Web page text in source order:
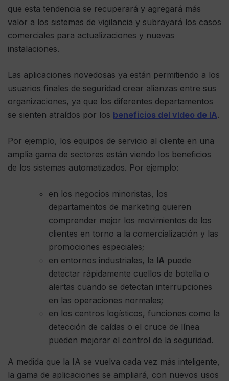
que esta tendencia se recuperará y agregará más
valor a los sistemas de vigilancia y subrayará los casos
comerciales para actualizaciones y nuevas
instalaciones.
Las aplicaciones novedosas ya están permitiendo a los
usuarios finales de seguridad crear alianzas entre sus
organizaciones, ya que los diferentes departamentos
se sienten atraídos por los beneficios del vídeo de IA.
Por ejemplo, los equipos de servicio al cliente en una
amplia gama de sectores están viendo los beneficios
de los sistemas automatizados. Por ejemplo:
en los negocios minoristas, los
departamentos de marketing quieren
comprender mejor los movimientos de los
clientes en torno a la comercialización y las
promociones especiales;
en entornos industriales, la IA puede
detectar rápidamente cuellos de botella o
alertas cuando se detectan interrupciones
en las operaciones normales;
en los centros logísticos, funciones como la
detección de caídas o el cruce de línea
pueden mejorar el control de la seguridad.
A medida que la IA se vuelva cada vez más inteligente,
la gama de aplicaciones se ampliará, con nuevos usos